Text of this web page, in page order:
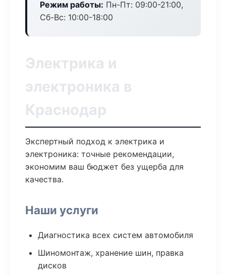
Режим работы: Пн-Пт: 09:00-21:00,
Сб-Вс: 10:00-18:00
Электрика и
электроника в
Краснодар
Экспертный подход к электрика и
электроника: точные рекомендации,
экономим ваш бюджет без ущерба для
качества.
Наши услуги
Диагностика всех систем автомобиля
Шиномонтаж, хранение шин, правка
дисков